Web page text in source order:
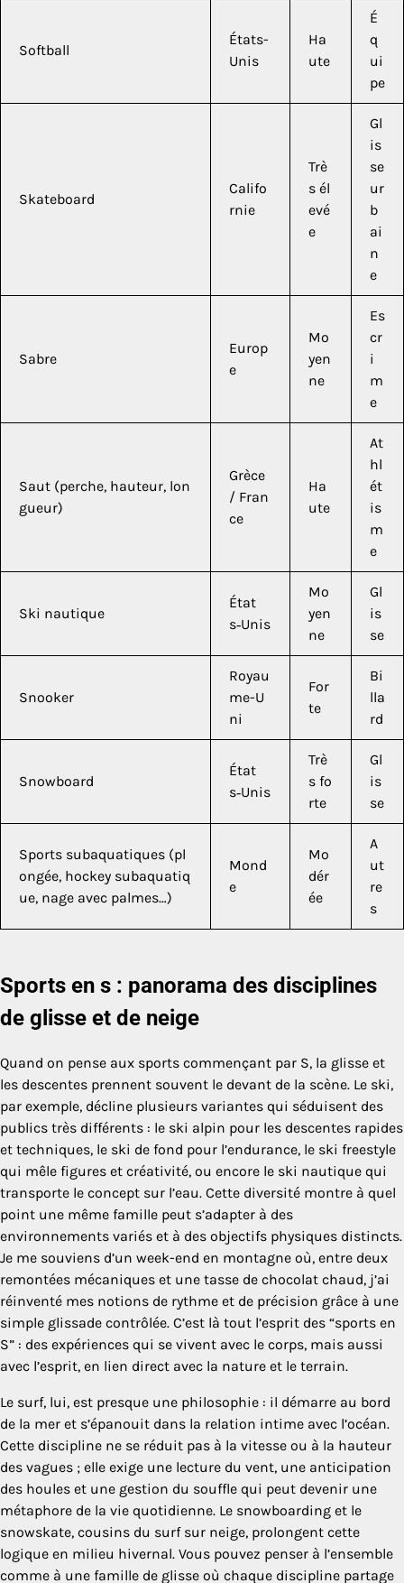
Softball
États-
Unis
Ha
ute
É
q
ui
pe
Skateboard
Califo
rnie
Trè
s él
evé
e
Gl
is
se
ur
b
ai
n
e
Sabre
Europ
e
Mo
yen
ne
Es
cr
i
m
e
Saut (perche, hauteur, lon
gueur)
Grèce
/ Fran
ce
Ha
ute
At
hl
ét
is
m
e
Ski nautique
État
s‑Unis
Mo
yen
ne
Gl
is
se
Snooker
Royau
me-U
ni
For
te
Bi
lla
rd
Snowboard
État
s‑Unis
Trè
s fo
rte
Gl
is
se
Sports subaquatiques (pl
ongée, hockey subaquatiq
ue, nage avec palmes…)
Mond
e
Mo
dér
ée
A
ut
re
s
Sports en s : panorama des disciplines
de glisse et de neige
Quand on pense aux sports commençant par S, la glisse et
les descentes prennent souvent le devant de la scène. Le ski,
par exemple, décline plusieurs variantes qui séduisent des
publics très différents : le ski alpin pour les descentes rapides
et techniques, le ski de fond pour l’endurance, le ski freestyle
qui mêle figures et créativité, ou encore le ski nautique qui
transporte le concept sur l’eau. Cette diversité montre à quel
point une même famille peut s’adapter à des
environnements variés et à des objectifs physiques distincts.
Je me souviens d’un week-end en montagne où, entre deux
remontées mécaniques et une tasse de chocolat chaud, j’ai
réinventé mes notions de rythme et de précision grâce à une
simple glissade contrôlée. C’est là tout l’esprit des “sports en
S” : des expériences qui se vivent avec le corps, mais aussi
avec l’esprit, en lien direct avec la nature et le terrain.
Le surf, lui, est presque une philosophie : il démarre au bord
de la mer et s’épanouit dans la relation intime avec l’océan.
Cette discipline ne se réduit pas à la vitesse ou à la hauteur
des vagues ; elle exige une lecture du vent, une anticipation
des houles et une gestion du souffle qui peut devenir une
métaphore de la vie quotidienne. Le snowboarding et le
snowskate, cousins du surf sur neige, prolongent cette
logique en milieu hivernal. Vous pouvez penser à l’ensemble
comme à une famille de glisse où chaque discipline partage